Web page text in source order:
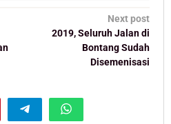
Next post
2019, Seluruh Jalan di
Bontang Sudah
Disemenisasi